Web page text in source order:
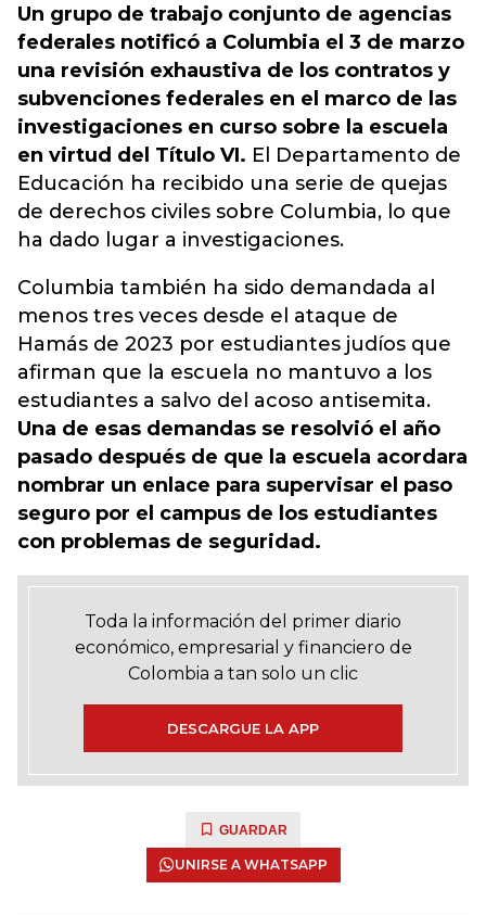
Un grupo de trabajo conjunto de agencias
federales notificó a Columbia el 3 de marzo
una revisión exhaustiva de los contratos y
subvenciones federales en el marco de las
investigaciones en curso sobre la escuela
en virtud del Título VI. El Departamento de
Educación ha recibido una serie de quejas
de derechos civiles sobre Columbia, lo que
ha dado lugar a investigaciones.
Columbia también ha sido demandada al
menos tres veces desde el ataque de
Hamás de 2023 por estudiantes judíos que
afirman que la escuela no mantuvo a los
estudiantes a salvo del acoso antisemita.
Una de esas demandas se resolvió el año
pasado después de que la escuela acordara
nombrar un enlace para supervisar el paso
seguro por el campus de los estudiantes
con problemas de seguridad.
Toda la información del primer diario
económico, empresarial y financiero de
Colombia a tan solo un clic
DESCARGUE LA APP
GUARDAR
UNIRSE A WHATSAPP